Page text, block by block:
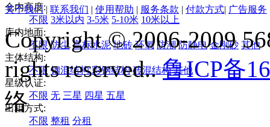
仓内高度:
不限 3米以内 3-5米 5-10米 10米以上
库内地面:
不限 防尘 高标水泥 地砖 环氧 防潮 防静电 金刚砂 其他
主体结构:
不限 钢混结构 彩钢结构 砖混结构 其他
星级认证:
不限 无 三星 四星 五星
出租方式:
不限 整租 分租
关于我们| 联系我们 | 使用帮助 | 服务条款 | 付款方式| 广告服务
Copyright © 2006-2009
rights reserved..鲁ICP备
络